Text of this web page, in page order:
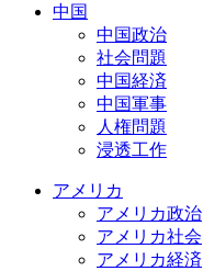
中国
中国政治
社会問題
中国経済
中国軍事
人権問題
浸透工作
アメリカ
アメリカ政治
アメリカ社会
アメリカ経済